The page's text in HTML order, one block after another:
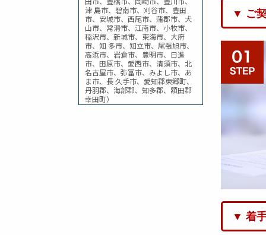
▼ ご
▼ 着
津 島市、碧南市、刈谷市、豊田
市、安城市、西尾市、蒲郡市、犬
山市、常滑市、江南市、小牧市、
稲沢市、新城市、東海市、大府
市、知 多市、知立市、尾張旭市、
高浜市、岩倉市、豊明市、日進
市、田原市、愛西市、清須市、北
名古屋市、弥冨市、みよし市、あ
ま市、長 久手市、愛知郡東郷町、
丹羽郡、海部郡、知多郡、額田郡
幸田町）